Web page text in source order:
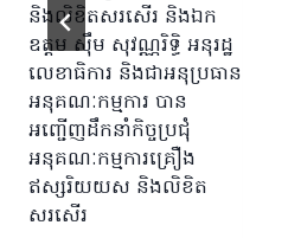
និងលិខិតសរសើរ និងឯក
ឧត្តម សុឹម សុវណ្ណរិទ្ធិ អនុរដ្ឋ
លេខាធិការ និងជាអនុប្រធាន
អនុគណៈកម្មការ បាន
អញ្ជើញដឹកនាំកិច្ចប្រជុំ
អនុគណៈកម្មការគ្រឿង
ឥស្សរិយយស និងលិខិត
សរសើរ